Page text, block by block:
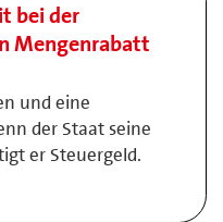
bei der
Mengenrabatt
und eine
der Staat seine
er Steuergeld.